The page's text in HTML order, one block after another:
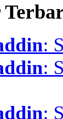
:
:
: